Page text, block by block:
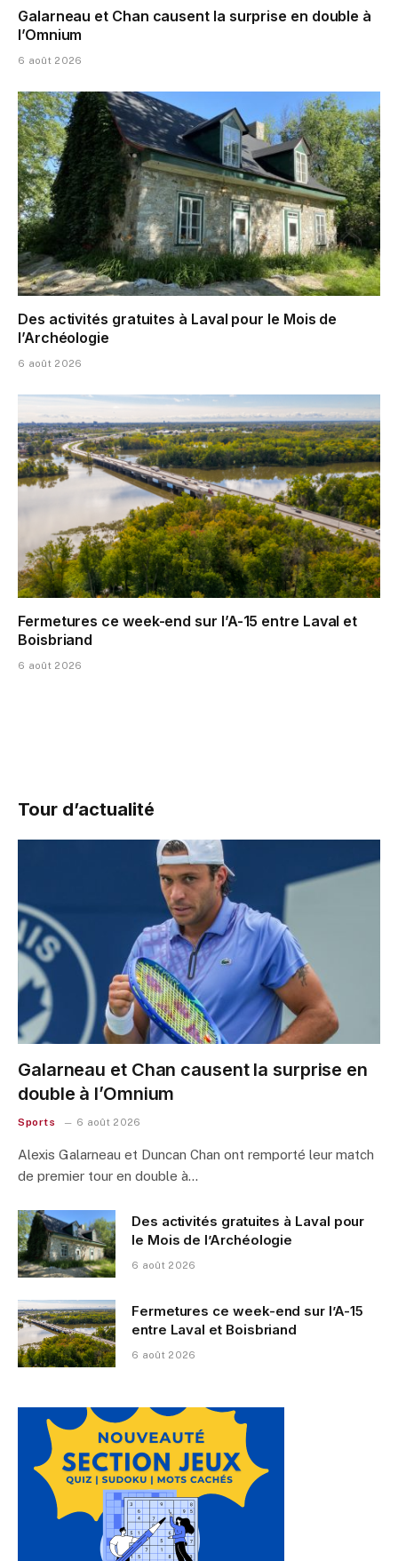
Galarneau et Chan causent la surprise en double à
l’Omnium
6 août 2026
Des activités gratuites à Laval pour le Mois de
l’Archéologie
6 août 2026
Fermetures ce week-end sur l’A-15 entre Laval et
Boisbriand
6 août 2026
Tour d’actualité
Galarneau et Chan causent la surprise en
double à l’Omnium
Sports 6 août 2026
Alexis Galarneau et Duncan Chan ont remporté leur match
de premier tour en double à…
Des activités gratuites à Laval pour
le Mois de l’Archéologie
6 août 2026
Fermetures ce week-end sur l’A-15
entre Laval et Boisbriand
6 août 2026